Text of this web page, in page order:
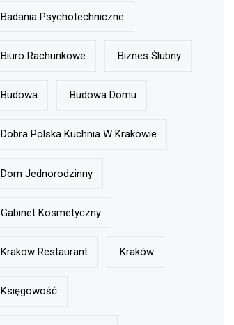
Badania Psychotechniczne
Biuro Rachunkowe Biznes Ślubny
Budowa Budowa Domu
Dobra Polska Kuchnia W Krakowie
Dom Jednorodzinny
Gabinet Kosmetyczny
Krakow Restaurant Kraków
Księgowość